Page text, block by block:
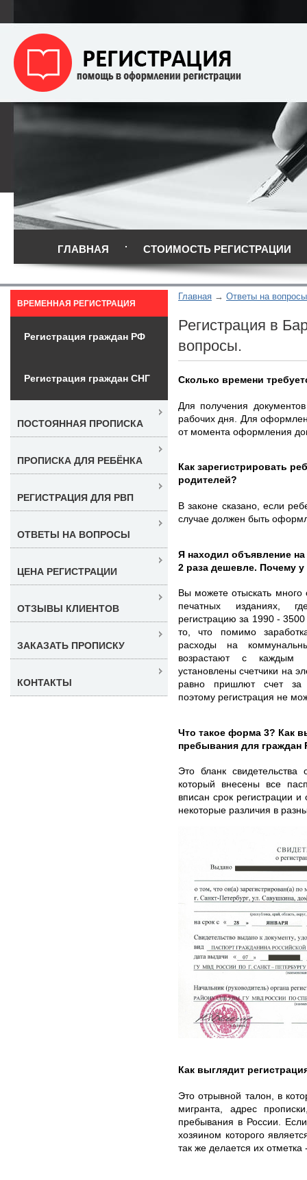
ГЛАВНАЯ СТОИМОСТЬ РЕГИСТРАЦИИ
Главная Ответы на
Регистрация в
вопросы.
Сколько времени
Для получения
рабочих дня. Для
от момента оформления
Как зарегистрировать
родителей?
В законе сказано, если
случае должен быть
Я находил объявление на
2 раза дешевле. Почему
Вы можете отыскать много
печатных изданиях,
регистрацию за 1990 -
то, что помимо
расходы на
возрастают с каждым
установлены счетчики на
равно пришлют счет за
поэтому регистрация не
Что такое форма 3? Как
пребывания для граждан
Это бланк
который внесены все
вписан срок регистрации
некоторые различия в
Как выглядит
Это отрывной талон, в
мигранта, адрес
пребывания в России.
хозяином которого
так же делается их
ВРЕМЕННАЯ РЕГИСТРАЦИЯ
Регистрация граждан РФ
Регистрация граждан СНГ
ПОСТОЯННАЯ ПРОПИСКА
ПРОПИСКА ДЛЯ РЕБЁНКА
РЕГИСТРАЦИЯ ДЛЯ РВП
ОТВЕТЫ НА ВОПРОСЫ
ЦЕНА РЕГИСТРАЦИИ
ОТЗЫВЫ КЛИЕНТОВ
ЗАКАЗАТЬ ПРОПИСКУ
КОНТАКТЫ